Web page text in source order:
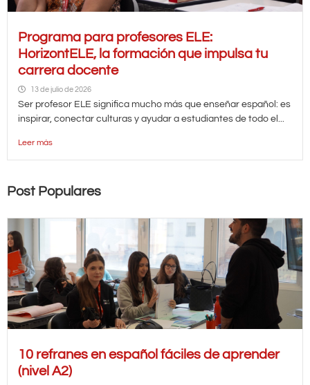
Programa para profesores ELE:
HorizontELE, la formación que impulsa tu
carrera docente
13 de julio de 2026
Ser profesor ELE significa mucho más que enseñar español: es
inspirar, conectar culturas y ayudar a estudiantes de todo el...
Leer más
Post Populares
10 refranes en español fáciles de aprender
(nivel A2)